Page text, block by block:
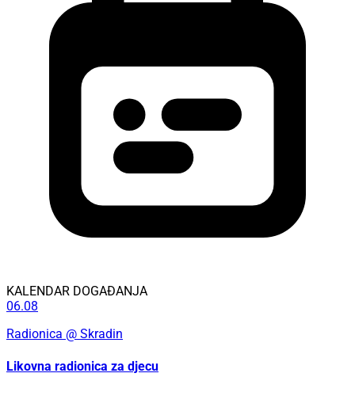
KALENDAR DOGAĐANJA
06.08
Radionica @ Skradin
Likovna radionica za djecu